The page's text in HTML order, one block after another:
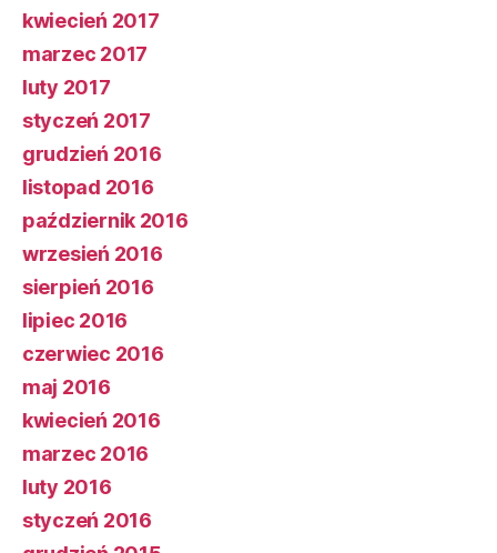
kwiecień 2017
marzec 2017
luty 2017
styczeń 2017
grudzień 2016
listopad 2016
październik 2016
wrzesień 2016
sierpień 2016
lipiec 2016
czerwiec 2016
maj 2016
kwiecień 2016
marzec 2016
luty 2016
styczeń 2016